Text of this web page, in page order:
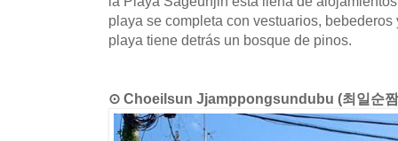
playa se completa con vestuarios,
playa tiene detrás un bosque de pinos.
⊙ Choeilsun Jjamppongsundubu (최일순